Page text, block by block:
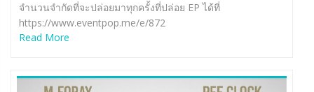
จำนวนจำกัดที่จะปล่อยมาทุกครั้งที่ปล่อย EP ได้ที่
https://www.eventpop.me/e/872
Read More